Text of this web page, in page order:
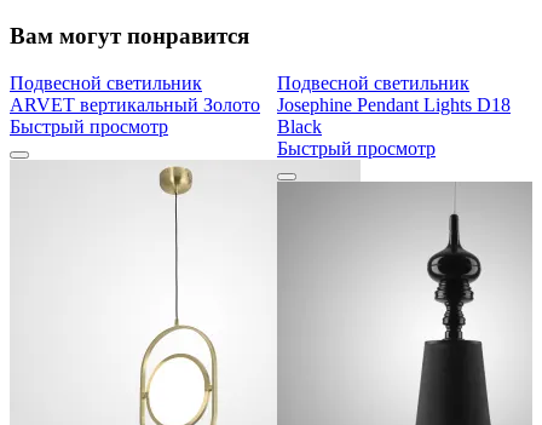
Вам могут понравится
Подвесной светильник
ARVET вертикальный Золото
Быстрый просмотр
Подвесной светильник
Josephine Pendant Lights D18
Black
Быстрый просмотр